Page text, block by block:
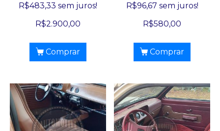
R$483,33 sem juros!
R$2.900,00
Comprar
R$96,67 sem juros!
R$580,00
Comprar